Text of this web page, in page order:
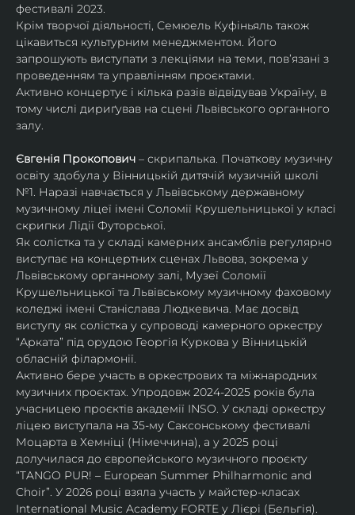
фестивалі 2023.
Крім творчої діяльності, Семюель Куфіньяль також
цікавиться культурним менеджментом. Його
запрошують виступати з лекціями на теми, пов’язані з
проведенням та управлінням проєктами.
Активно концертує і кілька разів відвідував Україну, в
тому числі дириґував на сцені Львівського органного
залу.
Євгенія Прокопович – скрипалька. Початкову музичну
освіту здобула у Вінницькій дитячій музичній школі
№1. Наразі навчається у Львівському державному
музичному ліцеї імені Соломії Крушельницької у класі
скрипки Лідії Футорської.
Як солістка та у складі камерних ансамблів регулярно
виступає на концертних сценах Львова, зокрема у
Львівському органному залі, Музеї Соломії
Крушельницької та Львівському музичному фаховому
коледжі імені Станіслава Людкевича. Має досвід
виступу як солістка у супроводі камерного оркестру
“Арката” під орудою Георгія Куркова у Вінницькій
обласній філармонії.
Активно бере участь в оркестрових та міжнародних
музичних проєктах. Упродовж 2024-2025 років була
учасницею проєктів академії INSO. У складі оркестру
ліцею виступала на 35-му Саксонському фестивалі
Моцарта в Хемніці (Німеччина), а у 2025 році
долучилася до європейського музичного проєкту
“TANGO PUR! – European Summer Philharmonic and
Choir”. У 2026 році взяла участь у майстер-класах
International Music Academy FORTE у Лієрі (Бельгія).